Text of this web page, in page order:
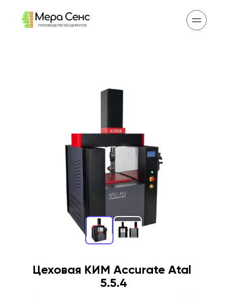
Цеховая КИМ Accurate Atal
5.5.4